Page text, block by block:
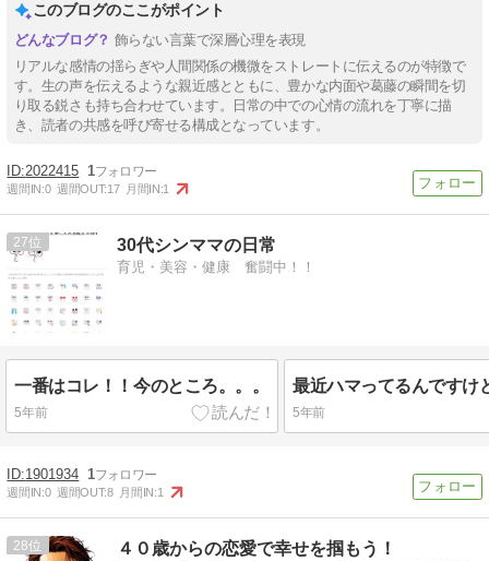
このブログのここがポイント
飾らない言葉で深層心理を表現
リアルな感情の揺らぎや人間関係の機微をストレートに伝えるのが特徴で
す。生の声を伝えるような親近感とともに、豊かな内面や葛藤の瞬間を切
り取る鋭さも持ち合わせています。日常の中での心情の流れを丁寧に描
き、読者の共感を呼び寄せる構成となっています。
2022415 1
週間IN:0 週間OUT:17 月間IN:1
27 30代シンママの日常
育児・美容・健康 奮闘中！！
一番はコレ！！今のところ。。。
5年前
最近ハマってるんですけ
5年前
1901934 1
週間IN:0 週間OUT:8 月間IN:1
28 ４０歳からの恋愛で幸せを掴もう！